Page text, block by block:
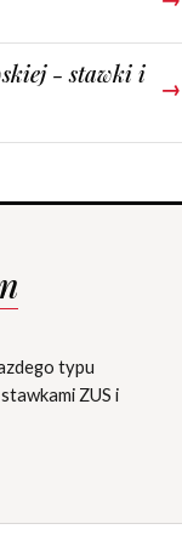
- stawki i
→
typu
ZUS i